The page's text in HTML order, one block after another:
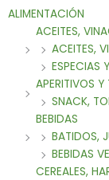
ALIMENTACIÓN
ACEITES,
ACEITES,
ESPECIAS
APERITIVOS Y
SNACK,
BEBIDAS
BATIDOS,
BEBIDAS
CEREALES,